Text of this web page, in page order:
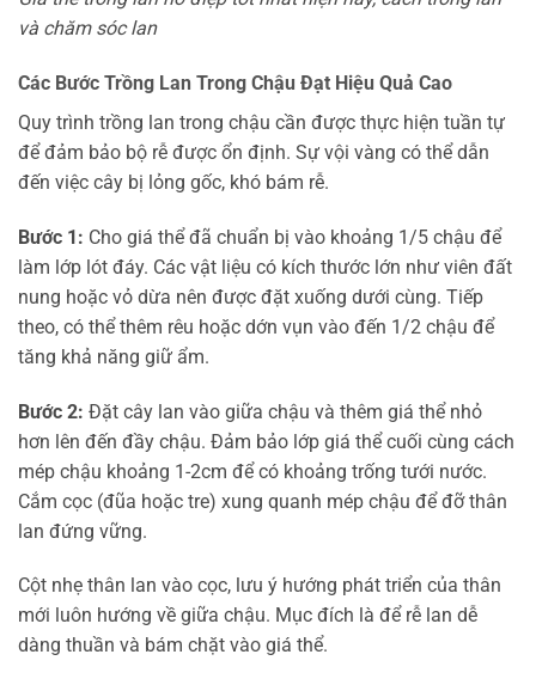
và chăm sóc lan
Các Bước Trồng Lan Trong Chậu Đạt Hiệu Quả Cao
Quy trình trồng lan trong chậu cần được thực hiện tuần tự
để đảm bảo bộ rễ được ổn định. Sự vội vàng có thể dẫn
đến việc cây bị lỏng gốc, khó bám rễ.
Bước 1: Cho giá thể đã chuẩn bị vào khoảng 1/5 chậu để
làm lớp lót đáy. Các vật liệu có kích thước lớn như viên đất
nung hoặc vỏ dừa nên được đặt xuống dưới cùng. Tiếp
theo, có thể thêm rêu hoặc dớn vụn vào đến 1/2 chậu để
tăng khả năng giữ ẩm.
Bước 2: Đặt cây lan vào giữa chậu và thêm giá thể nhỏ
hơn lên đến đầy chậu. Đảm bảo lớp giá thể cuối cùng cách
mép chậu khoảng 1-2cm để có khoảng trống tưới nước.
Cắm cọc (đũa hoặc tre) xung quanh mép chậu để đỡ thân
lan đứng vững.
Cột nhẹ thân lan vào cọc, lưu ý hướng phát triển của thân
mới luôn hướng về giữa chậu. Mục đích là để rễ lan dễ
dàng thuần và bám chặt vào giá thể.